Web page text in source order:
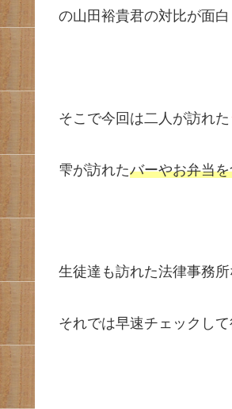
の山田裕貴君の対比が面
そこで今回は二人が訪れた
雫が訪れたバーやお弁当
生徒達も訪れた法律事務所
それでは早速チェックし